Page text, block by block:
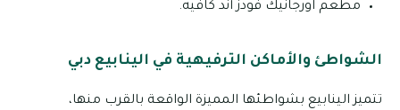
مطعم اورجانيك فودز آند كافيه.
الشواطئ والأماكن الترفيهية في الينابيع دبي
تتميز الينابيع بشواطئها المميزة الواقعة بالقرب منها،